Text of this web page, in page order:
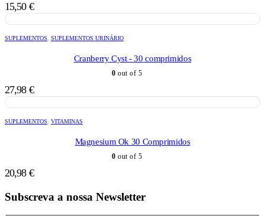
15,50 €
SUPLEMENTOS, SUPLEMENTOS URINÁRIO
Cranberry Cyst - 30 comprimidos
0 out of 5
27,98 €
SUPLEMENTOS, VITAMINAS
Magnesium Ok 30 Comprimidos
0 out of 5
20,98 €
Subscreva a nossa Newsletter